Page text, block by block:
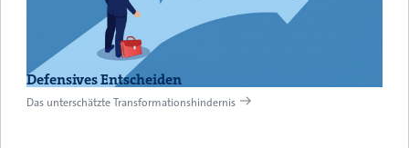
Defensives Entscheiden
Das unterschätzte Transformationshindernis